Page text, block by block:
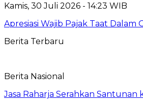
Kamis, 30 Juli 2026 - 14:23 WIB
Apresiasi Wajib Pajak Taat
Berita Terbaru
Berita Nasional
Jasa Raharja Serahkan Santunan